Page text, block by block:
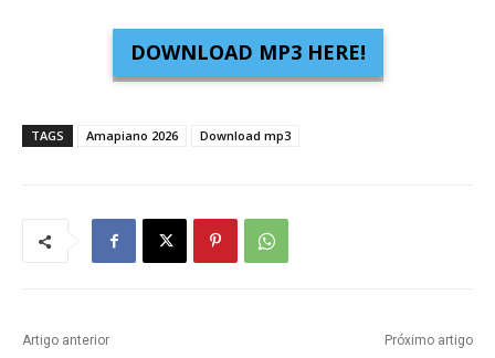
DOWNLOAD MP3 HERE!
TAGS Amapiano 2026 Download mp3
Artigo anterior Próximo artigo